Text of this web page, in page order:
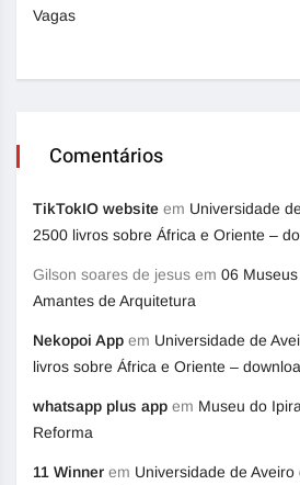
Vagas
Comentários
TikTokIO website em Universidade
2500 livros sobre África e Oriente –
Gilson soares de jesus em 06
Amantes de Arquitetura
Nekopoi App em Universidade de
livros sobre África e Oriente –
whatsapp plus app em Museu do
Reforma
11 Winner em Universidade de